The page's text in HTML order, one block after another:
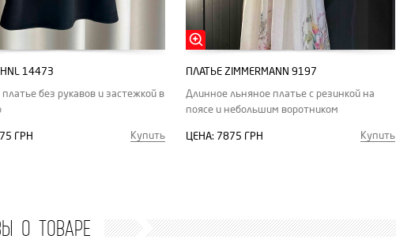
14473
платье без рукавов и застежкой в
ГРН Купить
ПЛАТЬЕ ZIMMERMANN 9197
Длинное льняное платье с резинкой на
поясе и небольшим воротником
ЦЕНА: 7875 ГРН Купить
О ТОВАРЕ